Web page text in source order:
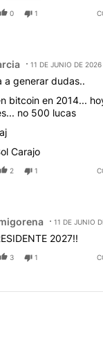
0 1
11 DE JUNIO DE 2026
a generar dudas..
bitcoin en 2014...
no 500 lucas
Carajo
2 1
11 DE JUNIO
2027!!
3 1